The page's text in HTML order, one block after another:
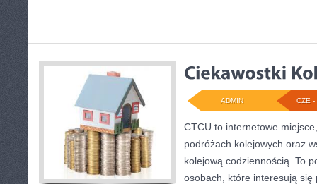
CZE -
ADMIN
CTCU to internetowe
podróżach kolejowych oraz
kolejową codziennością. To
osobach, które interesują